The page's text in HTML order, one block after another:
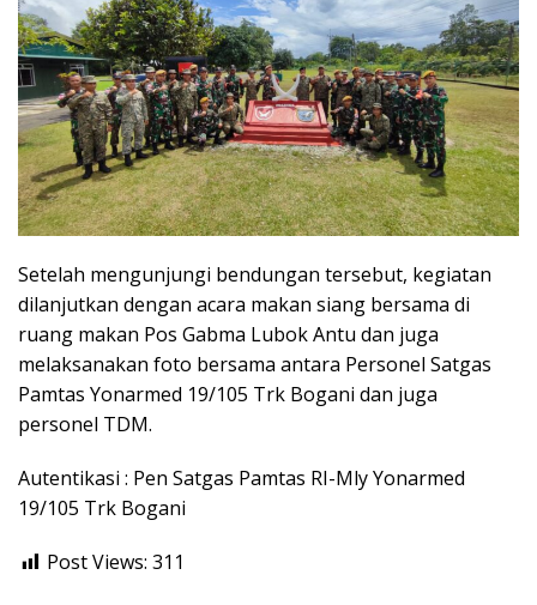
Setelah mengunjungi bendungan tersebut, kegiatan
dilanjutkan dengan acara makan siang bersama di
ruang makan Pos Gabma Lubok Antu dan juga
melaksanakan foto bersama antara Personel Satgas
Pamtas Yonarmed 19/105 Trk Bogani dan juga
personel TDM.
Autentikasi : Pen Satgas Pamtas RI-Mly Yonarmed
19/105 Trk Bogani
Post Views: 311